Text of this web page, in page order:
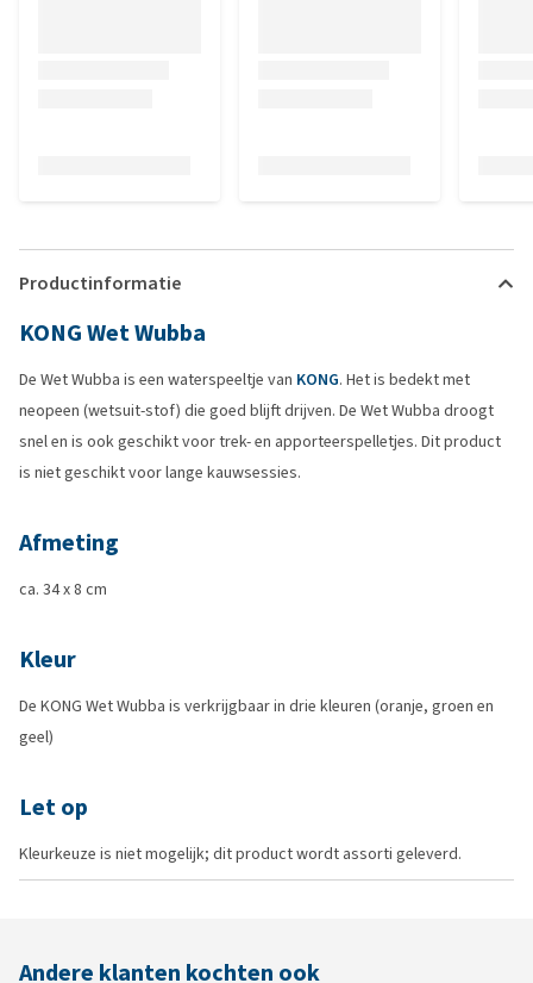
Productinformatie
KONG Wet Wubba
De Wet Wubba is een waterspeeltje van KONG. Het is bedekt met
neopeen (wetsuit-stof) die goed blijft drijven. De Wet Wubba droogt
snel en is ook geschikt voor trek- en apporteerspelletjes. Dit product
is niet geschikt voor lange kauwsessies.
Afmeting
ca. 34 x 8 cm
Kleur
De KONG Wet Wubba is verkrijgbaar in drie kleuren (oranje, groen en
geel)
Let op
Kleurkeuze is niet mogelijk; dit product wordt assorti geleverd.
Andere klanten kochten ook